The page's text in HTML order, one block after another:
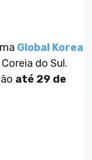
Global Korea
do Sul.
até 29 de